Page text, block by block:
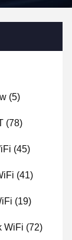
(5)
(78)
(45)
(41)
(19)
WiFi (72)